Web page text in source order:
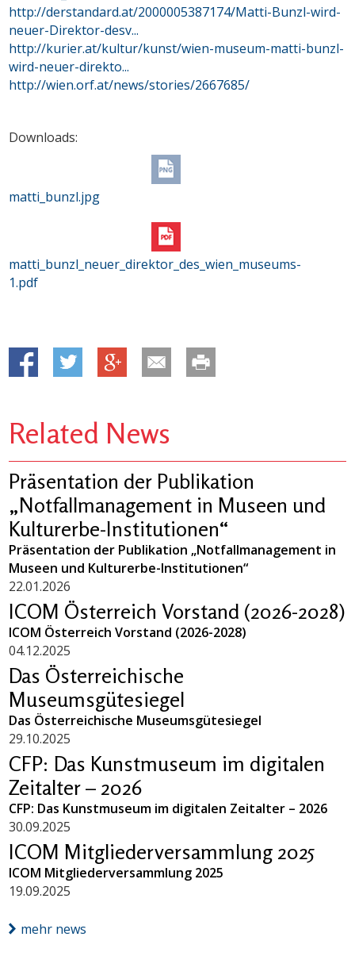
http://derstandard.at/2000005387174/Matti-Bunzl-wird-
neuer-Direktor-desv...
http://kurier.at/kultur/kunst/wien-museum-matti-bunzl-
wird-neuer-direkto...
http://wien.orf.at/news/stories/2667685/
Downloads:
matti_bunzl.jpg
matti_bunzl_neuer_direktor_des_wien_museums-
1.pdf
Related News
Präsentation der Publikation
„Notfallmanagement in Museen und
Kulturerbe-Institutionen“
Präsentation der Publikation „Notfallmanagement in
Museen und Kulturerbe-Institutionen“
22.01.2026
ICOM Österreich Vorstand (2026-2028)
ICOM Österreich Vorstand (2026-2028)
04.12.2025
Das Österreichische
Museumsgütesiegel
Das Österreichische Museumsgütesiegel
29.10.2025
CFP: Das Kunstmuseum im digitalen
Zeitalter – 2026
CFP: Das Kunstmuseum im digitalen Zeitalter – 2026
30.09.2025
ICOM Mitgliederversammlung 2025
ICOM Mitgliederversammlung 2025
19.09.2025
mehr news